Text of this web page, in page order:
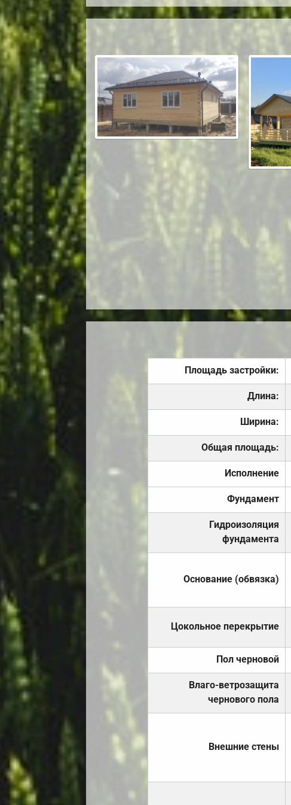
Площадь застройки:
Длина:
Ширина:
Общая площадь:
Исполнение
Фундамент
Гидроизоляция
фундамента
Основание (обвязка)
Цокольное перекрытие
Пол черновой
Влаго-ветрозащита
чернового пола
Внешние стены